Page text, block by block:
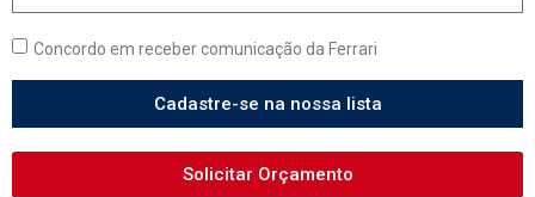
Concordo em receber comunicação da Ferrari
Cadastre-se na nossa lista
Solicitar Orçamento